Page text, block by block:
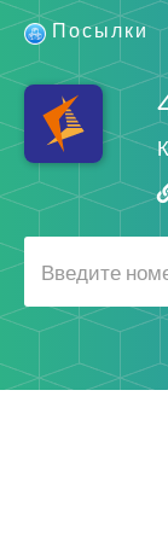
Посылки